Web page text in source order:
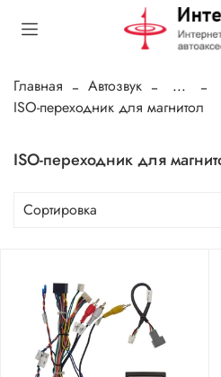
Главная Автозвук
...
ISO-переходник для магнитол
ISO-переходник для